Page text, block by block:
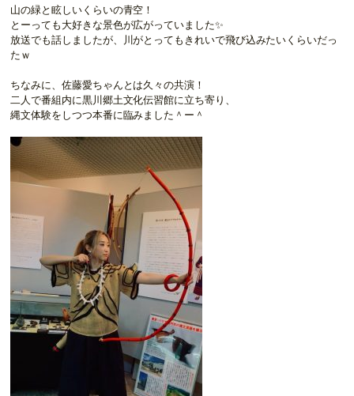
山の緑と眩しいくらいの青空！
とーっても大好きな景色が広がっていました✨
放送でも話しましたが、川がとってもきれいで飛び込みたいくらいだっ
たｗ
ちなみに、佐藤愛ちゃんとは久々の共演！
二人で番組内に黒川郷土文化伝習館に立ち寄り、
縄文体験をしつつ本番に臨みました＾ー＾